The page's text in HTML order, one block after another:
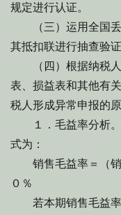
规定进行认证。
（三）运用全国丢
其抵扣联进行抽查验证
（四）根据纳税人
表、损益表和其他有
税人形成异常申报的
１．毛益率分析。
式为：
销售毛益率＝（销
０％
若本期销售毛益率